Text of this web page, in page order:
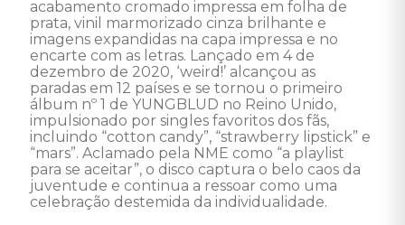
acabamento cromado impressa em folha de
prata, vinil marmorizado cinza brilhante e
imagens expandidas na capa impressa e no
encarte com as letras. Lançado em 4 de
dezembro de 2020, ‘weird!’ alcançou as
paradas em 12 países e se tornou o primeiro
álbum nº 1 de YUNGBLUD no Reino Unido,
impulsionado por singles favoritos dos fãs,
incluindo “cotton candy”, “strawberry lipstick” e
“mars”. Aclamado pela NME como “a playlist
para se aceitar”, o disco captura o belo caos da
juventude e continua a ressoar como uma
celebração destemida da individualidade.